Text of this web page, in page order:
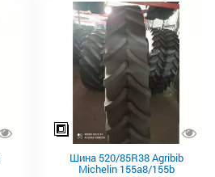
Шина 520/85R38 Agribib
Michelin 155a8/155b